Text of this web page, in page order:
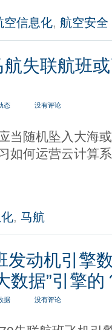
空信息化, 航空安全
失联航班
态 没有评论
当随机坠入大海
如何运营云计算
, 马航
发动机引擎
数据”引擎的
据 没有评论